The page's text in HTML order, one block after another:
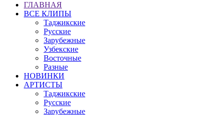
ГЛАВНАЯ
ВСЕ КЛИПЫ
Таджикские
Русские
Зарубежные
Узбекские
Восточные
Разные
НОВИНКИ
АРТИСТЫ
Таджикские
Русские
Зарубежные